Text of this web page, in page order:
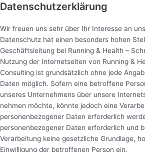
Zum
springen
Datenschutzerklärung
Wir freuen uns sehr über Ihr Interesse an
Datenschutz hat einen besonders hohen
Geschäftsleitung bei Running & Health –
Nutzung der Internetseiten von Running &
Consulting ist grundsätzlich ohne jede
Daten möglich. Sofern eine betroffene
unseres Unternehmens über unsere
nehmen möchte, könnte jedoch eine
personenbezogener Daten erforderlich
personenbezogener Daten erforderlich und
Verarbeitung keine gesetzliche Grundlage,
Einwilligung der betroffenen Person ein.